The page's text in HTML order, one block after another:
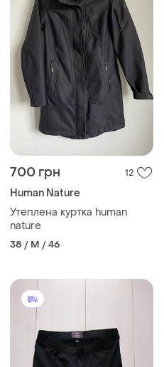
700 грн 12
Human Nature
Утеплена куртка human
nature
38 / M / 46